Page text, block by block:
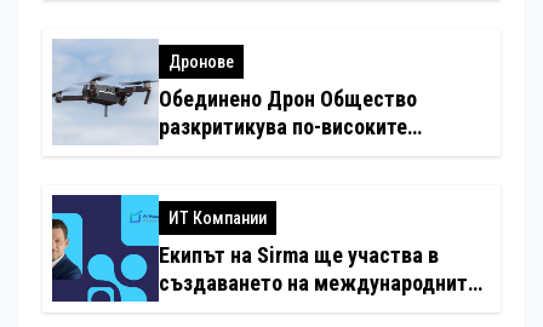
Дронове
Обединено Дрон Общество
разкритикува по-високите
ИТ Компании
Екипът на Sirma ще участва в
създаването на международните